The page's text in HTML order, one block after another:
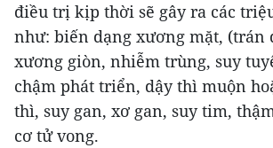
điều trị kịp thời sẽ gây ra các
như: biến dạng xương mặt, (trán
xương giòn, nhiễm trùng, suy
chậm phát triển, dậy thì muộn
thì, suy gan, xơ gan, suy tim,
cơ tử vong.